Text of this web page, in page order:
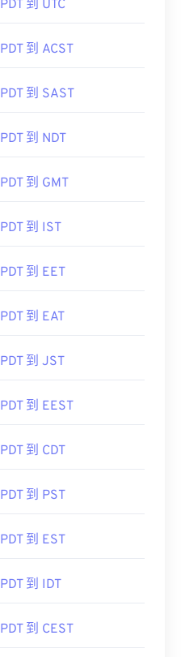
PDT 到 UTC
PDT 到 ACST
PDT 到 SAST
PDT 到 NDT
PDT 到 GMT
PDT 到 IST
PDT 到 EET
PDT 到 EAT
PDT 到 JST
PDT 到 EEST
PDT 到 CDT
PDT 到 PST
PDT 到 EST
PDT 到 IDT
PDT 到 CEST